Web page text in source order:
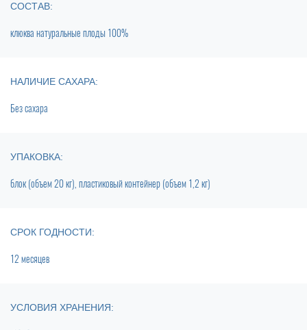
СОСТАВ:
клюква натуральные плоды 100%
НАЛИЧИЕ САХАРА:
Без сахара
УПАКОВКА:
блок (объем 20 кг), пластиковый контейнер (объем 1,2 кг)
СРОК ГОДНОСТИ:
12 месяцев
УСЛОВИЯ ХРАНЕНИЯ: